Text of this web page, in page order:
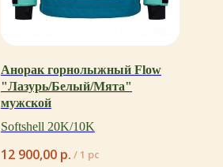
Анорак горнолыжный Flow
"Лазурь/Белый/Мята"
мужской
Softshell 20K/10K
12 900,00 р. / 1 pc